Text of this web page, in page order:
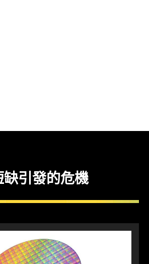
引發的危機